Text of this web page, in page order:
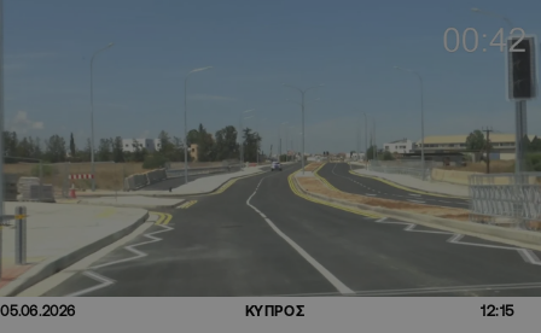
05.06.2026 ΚΥΠΡΟΣ 12:15